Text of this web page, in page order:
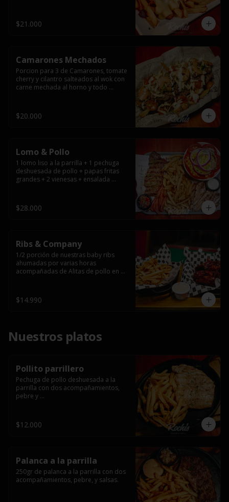
papas fritas.
$21.000
Camarones Mechados
Porcion para 3 de Camarones, tomate
cherry y cilantro salteados al wok con
carne mechada al horno y todo
casera.
$20.000
Lomo & Pollo
1 lomo liso a la parrilla + 1 pechuga
deshuesada de pollo + papas fritas
grandes + 2 vienesas + ensalada
$28.000
Ribs & Company
1/2 porción de nuestras baby ribs
ahumadas por varias horas
acompañadas de Alitas de pollo en
$14.990
Nuestros platos
Pollito parrillero
Pechuga de pollo deshuesada a la
parrilla con dos acompañamientos,
pebre y
$12.000
Palanca a la parrilla
250gr de palanca a la parrilla con dos
acompañamientos, pebre, y salsas.